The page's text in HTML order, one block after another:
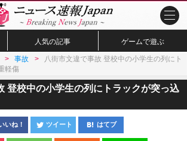
人気の記事 ゲームで遊ぶ
事故
八街市文違で事故 登校中の小学生の列にト
軽傷
登校中の小学生の列にトラックが突っ込
いね！ ツイート はてブ